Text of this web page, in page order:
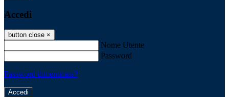
Accedi
button close ×
Nome Utente
Password
Password dimenticata?